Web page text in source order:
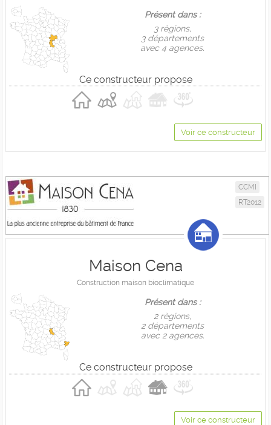
Présent dans :
3 règions,
3 départements
avec 4 agences.
Ce constructeur propose
Voir ce constructeur
CCMI
RT2012
Maison Cena
Construction maison bioclimatique
Présent dans :
2 règions,
2 départements
avec 2 agences.
Ce constructeur propose
Voir ce constructeur